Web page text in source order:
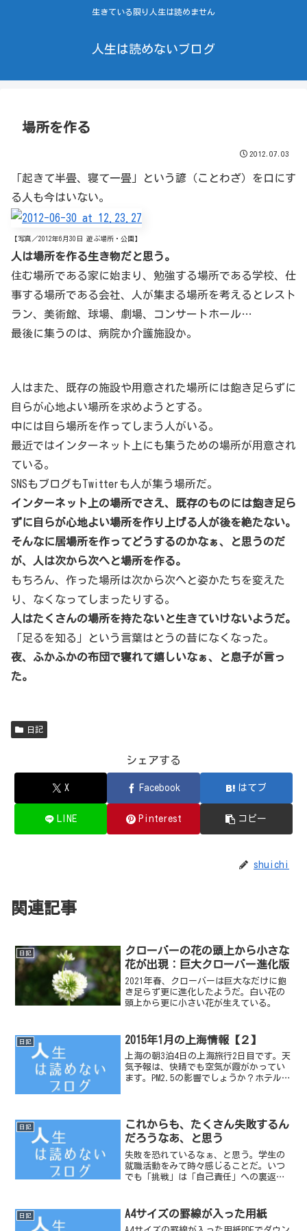
生きている限り人生は読めません
人生は読めないブログ
場所を作る
2012.07.03
「起きて半畳、寝て一畳」という諺（ことわざ）を口にす
る人も今はいない。
【写真／2012年6月30日 遊ぶ場所・公園】
人は場所を作る生き物だと思う。
住む場所である家に始まり、勉強する場所である学校、仕
事する場所である会社、人が集まる場所を考えるとレスト
ラン、美術館、球場、劇場、コンサートホール…
最後に集うのは、病院か介護施設か。
人はまた、既存の施設や用意された場所には飽き足らずに
自らが心地よい場所を求めようとする。
中には自ら場所を作ってしまう人がいる。
最近ではインターネット上にも集うための場所が用意され
ている。
SNSもブログもTwitterも人が集う場所だ。
インターネット上の場所でさえ、既存のものには飽き足ら
ずに自らが心地よい場所を作り上げる人が後を絶たない。
そんなに居場所を作ってどうするのかなぁ、と思うのだ
が、人は次から次へと場所を作る。
もちろん、作った場所は次から次へと姿かたちを変えた
り、なくなってしまったりする。
人はたくさんの場所を持たないと生きていけないようだ。
「足るを知る」という言葉はとうの昔になくなった。
夜、ふかふかの布団で寝れて嬉しいなぁ、と息子が言っ
た。
日記
シェアする
X Facebook はてブ
LINE Pinterest コピー
shuichi
関連記事
日記
クローバーの花の頭上から小さな
花が出現：巨大クローバー進化版
2021年春、クローバーは巨大なだけに飽
き足らず更に進化したようだ。白い花の
頭上から更に小さい花が生えている。
日記 2015年1月の上海情報【２】
上海の朝3泊4日の上海旅行2日目です。天
気予報は、快晴でも空気が霞がかってい
ます。PM2.5の影響でしょうか？ホテルの
いたるところから...
日記
これからも、たくさん失敗するん
だろうなあ、と思う
失敗を恐れているなぁ、と思う。学生の
就職活動をみて時々感じることだ。いつ
でも「挑戦」は「自己責任」への裏返し
たカツトシ君】先生の言う事をうのみに
しないで、どんど...
日記 A4サイズの罫線が入った用紙